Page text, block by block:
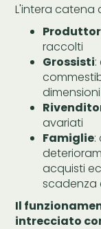
L'intera catena
raccolti
Grossisti
avariati
Famiglie:
acquisti
scadenza
Il
intrecciato